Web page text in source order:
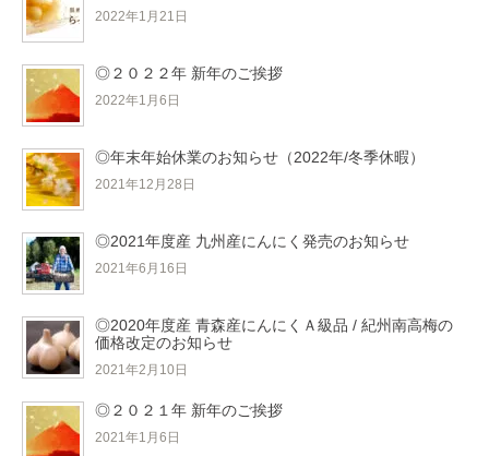
2022年1月21日
◎２０２２年 新年のご挨拶
2022年1月6日
◎年末年始休業のお知らせ（2022年/冬季休暇）
2021年12月28日
◎2021年度産 九州産にんにく発売のお知らせ
2021年6月16日
◎2020年度産 青森産にんにくＡ級品 / 紀州南高梅の
価格改定のお知らせ
2021年2月10日
◎２０２１年 新年のご挨拶
2021年1月6日